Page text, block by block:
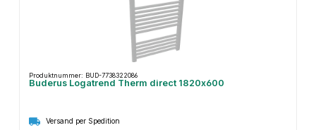
Produktnummer: BUD-7738322086
Buderus Logatrend Therm direct 1820x600
Versand per Spedition